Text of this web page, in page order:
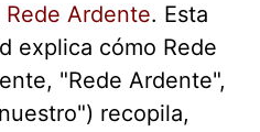
Rede Ardente. Esta
explica cómo Rede
"Rede Ardente",
recopila,